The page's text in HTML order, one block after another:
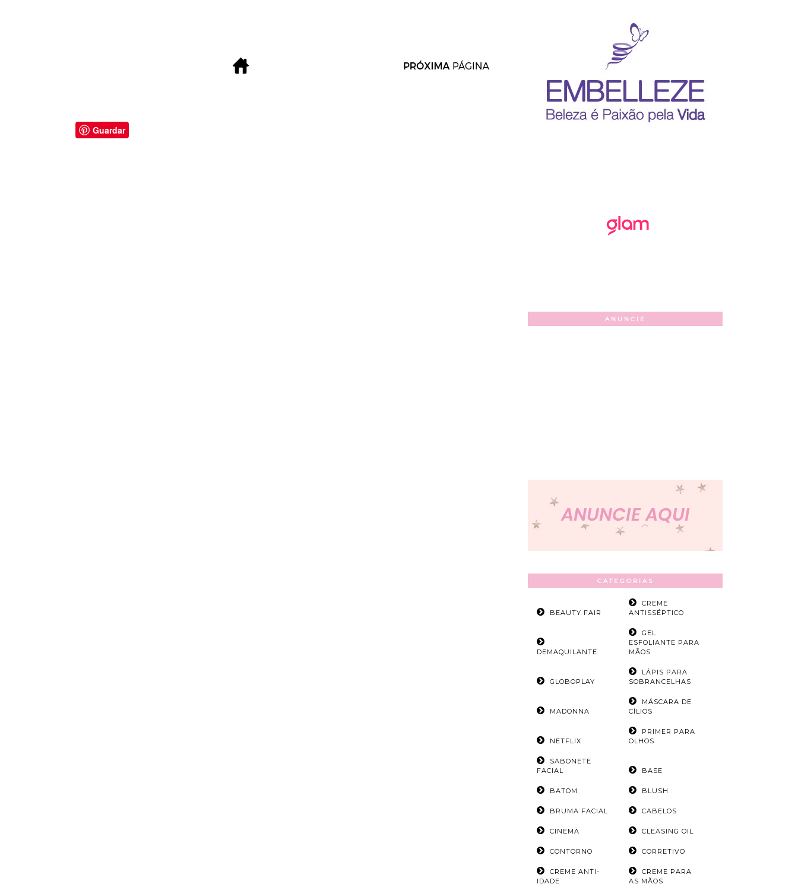
Guardar
ANUNCIE
CATEGORIAS
BEAUTY FAIR
CREME
ANTISSÉPTICO
DEMAQUILANTE
GEL
ESFOLIANTE PARA
MÃOS
GLOBOPLAY
LÁPIS PARA
SOBRANCELHAS
MADONNA
MÁSCARA DE
CÍLIOS
NETFLIX
PRIMER PARA
OLHOS
SABONETE
FACIAL
BASE
BATOM BLUSH
BRUMA FACIAL CABELOS
CINEMA CLEASING OIL
CONTORNO CORRETIVO
CREME ANTI-
IDADE
CREME PARA
AS MÃOS